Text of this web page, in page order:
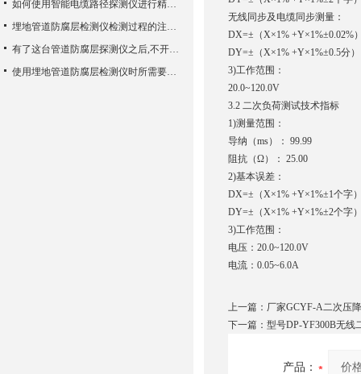
无线同步及电缆同步测量：
DX=±（X×1% +Y×1%±0.02%
DY=±（X×1% +Y×1%±0.5分）
3)工作范围：
20.0~120.0V
3.2 二次负荷测试技术指标
1)测量范围：
导纳（ms）： 99.99
阻抗（Ω）： 25.00
2)基本误差：
DX=±（X×1% +Y×1%±1个字
DY=±（X×1% +Y×1%±2个字
3)工作范围：
电压： 20.0~120.0V
电流： 0.05~6.0A
上一篇： 厂家GCYF-A二次压
下一篇： 型号DP-YF300B无线
产品：
如何使用智能电缆路径探测仪进行精确的定位？
埋地管道防腐层检测仪检测过程的注意事项，可别忽略哦~
有了这台管道防腐层探测仪之后,不开挖也能检测地埋管道了
使用埋地管道防腐层检测仪时所需要注意的事项介绍